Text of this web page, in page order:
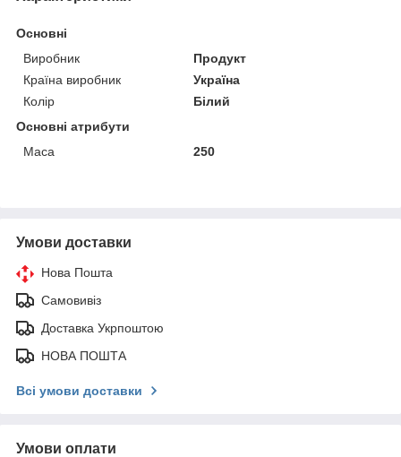
Основні
Виробник
Продукт
Країна виробник
Україна
Колір
Білий
Основні атрибути
Маса
250
Умови доставки
Нова Пошта
Самовивіз
Доставка Укрпоштою
НОВА ПОШТА
Всі умови доставки
Умови оплати